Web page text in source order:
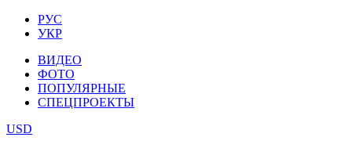
РУС
УКР
ВИДЕО
ФОТО
ПОПУЛЯРНЫЕ
СПЕЦПРОЕКТЫ
USD